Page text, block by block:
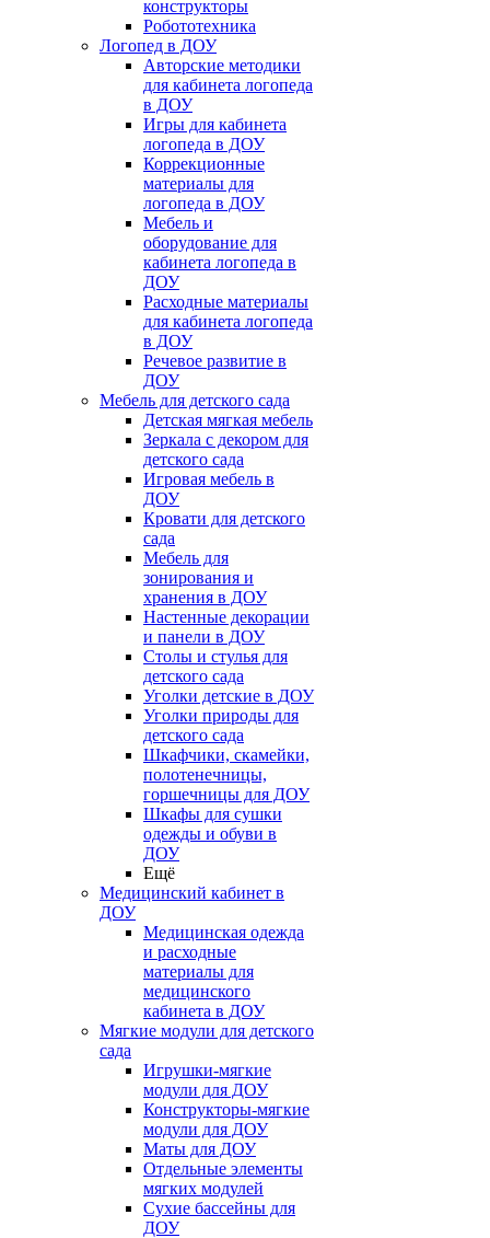
конструкторы
Робототехника
Логопед в ДОУ
Авторские методики
для кабинета логопеда
в ДОУ
Игры для кабинета
логопеда в ДОУ
Коррекционные
материалы для
логопеда в ДОУ
Мебель и
оборудование для
кабинета логопеда в
ДОУ
Расходные материалы
для кабинета логопеда
в ДОУ
Речевое развитие в
ДОУ
Мебель для детского сада
Детская мягкая мебель
Зеркала с декором для
детского сада
Игровая мебель в
ДОУ
Кровати для детского
сада
Мебель для
зонирования и
хранения в ДОУ
Настенные декорации
и панели в ДОУ
Столы и стулья для
детского сада
Уголки детские в ДОУ
Уголки природы для
детского сада
Шкафчики, скамейки,
полотенечницы,
горшечницы для ДОУ
Шкафы для сушки
одежды и обуви в
ДОУ
Ещё
Медицинский кабинет в
ДОУ
Медицинская одежда
и расходные
материалы для
медицинского
кабинета в ДОУ
Мягкие модули для детского
сада
Игрушки-мягкие
модули для ДОУ
Конструкторы-мягкие
модули для ДОУ
Маты для ДОУ
Отдельные элементы
мягких модулей
Сухие бассейны для
ДОУ